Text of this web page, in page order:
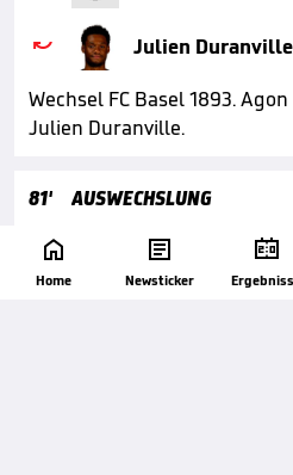

Julien Duranville
Wechsel FC Basel 1893.
Julien Duranville.
81' AUSWECHSLUNG
 Kevin Rüegg

Home

Newsticker
